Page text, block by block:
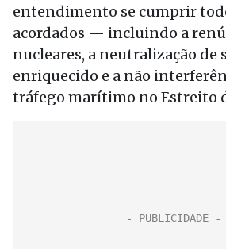
entendimento se cumprir
acordados — incluindo a
nucleares, a neutralização de
enriquecido e a não
tráfego marítimo no Estreito